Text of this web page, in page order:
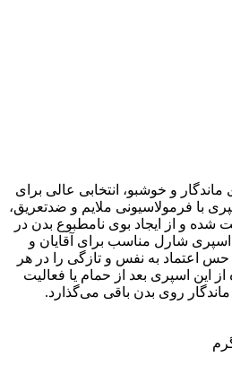
و خوشبو، انتخابی عالی برای
فرمولاسیونی ملایم و ضد‌تعریق،
از ایجاد بوی نامطبوع بدن در
شارل مناسب برای آقایان و
اعتماد‌ به‌ نفس و تازگی را در هر
اسپری بعد از حمام یا فعالیت‌
روی بدن باقی می‌گذارد.